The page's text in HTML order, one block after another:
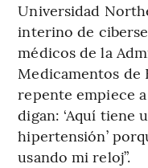
Universidad
interino de
médicos de la
Medicamentos de
repente empiece
digan: ‘Aquí tiene
hipertensión’
usando mi reloj”.